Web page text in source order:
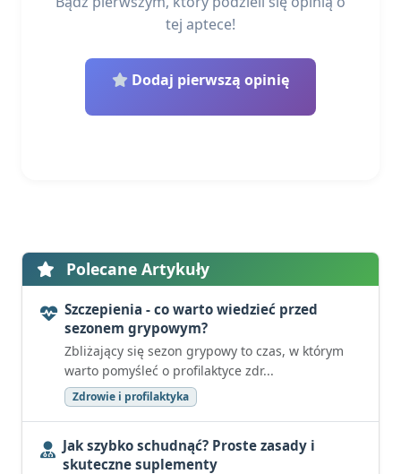
tej aptece!
Dodaj pierwszą opinię
Polecane Artykuły
Szczepienia - co warto wiedzieć przed
sezonem grypowym?
Zbliżający się sezon grypowy to czas, w którym
warto pomyśleć o profilaktyce zdr...
Zdrowie i profilaktyka
Jak szybko schudnąć? Proste zasady i
skuteczne suplementy